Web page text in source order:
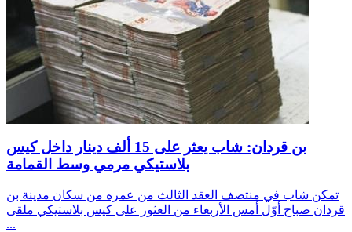
بن قردان: شاب يعثر على 15 ألف دينار داخل كيس
بلاستيكي مرمي وسط القمامة
تمكن شاب في منتصف العقد الثالث من عمره من سكان مدينة بن
قردان صباح أوّل أمس الأربعاء من العثور على كيس بلاستيكي ملقى
...